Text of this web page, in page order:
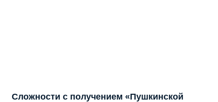
Сложности с получением «Пушкинской